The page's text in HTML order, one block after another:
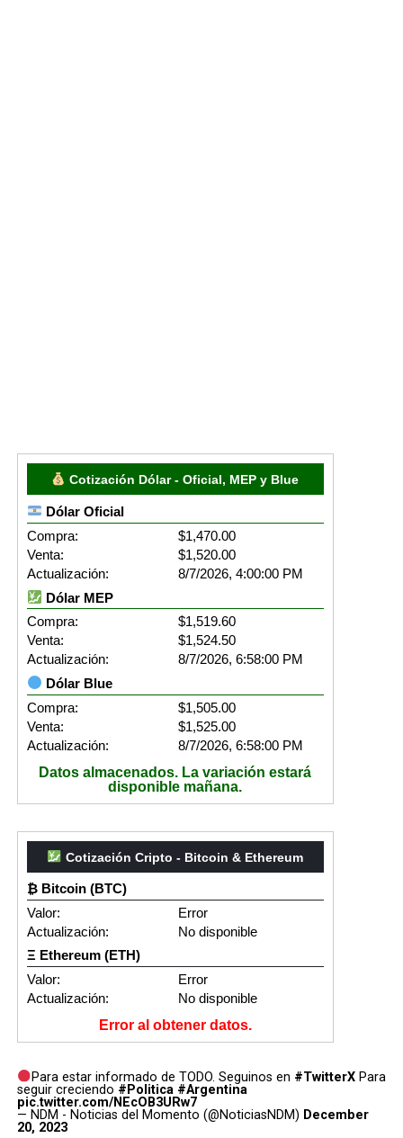
Cotización Dólar - Oficial, MEP y Blue
Dólar Oficial
Compra:
$1,470.00
Venta:
$1,520.00
Actualización:
8/7/2026, 4:00:00 PM
Dólar MEP
Compra:
$1,519.60
Venta:
$1,524.50
Actualización:
8/7/2026, 6:58:00 PM
Dólar Blue
Compra:
$1,505.00
Venta:
$1,525.00
Actualización:
8/7/2026, 6:58:00 PM
Datos almacenados. La variación estará
disponible mañana.
Cotización Cripto - Bitcoin & Ethereum
₿ Bitcoin (BTC)
Valor:
Error
Actualización:
No disponible
Ξ Ethereum (ETH)
Valor:
Error
Actualización:
No disponible
Error al obtener datos.
Para estar informado de TODO. Seguinos en #TwitterX Para
seguir creciendo #Politica #Argentina
pic.twitter.com/NEcOB3URw7
— NDM - Noticias del Momento (@NoticiasNDM) December
20, 2023